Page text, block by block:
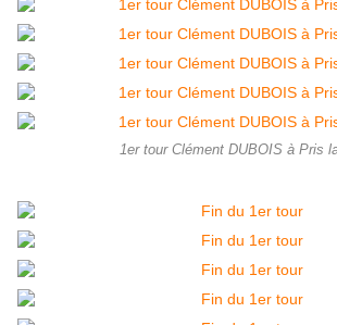
1er tour Clément DUBOIS à Pris